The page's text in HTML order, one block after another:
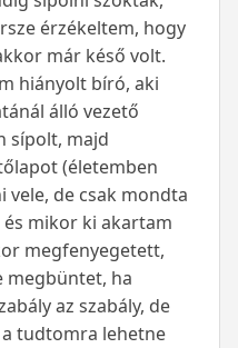
érzékeltem, hogy
már késő volt.
hiányolt bíró, aki
álló vezető
sípolt, majd
(életemben
vele, de csak mondta
mikor ki akartam
megfenyegetett,
megbüntet, ha
az szabály, de
tudtomra lehetne